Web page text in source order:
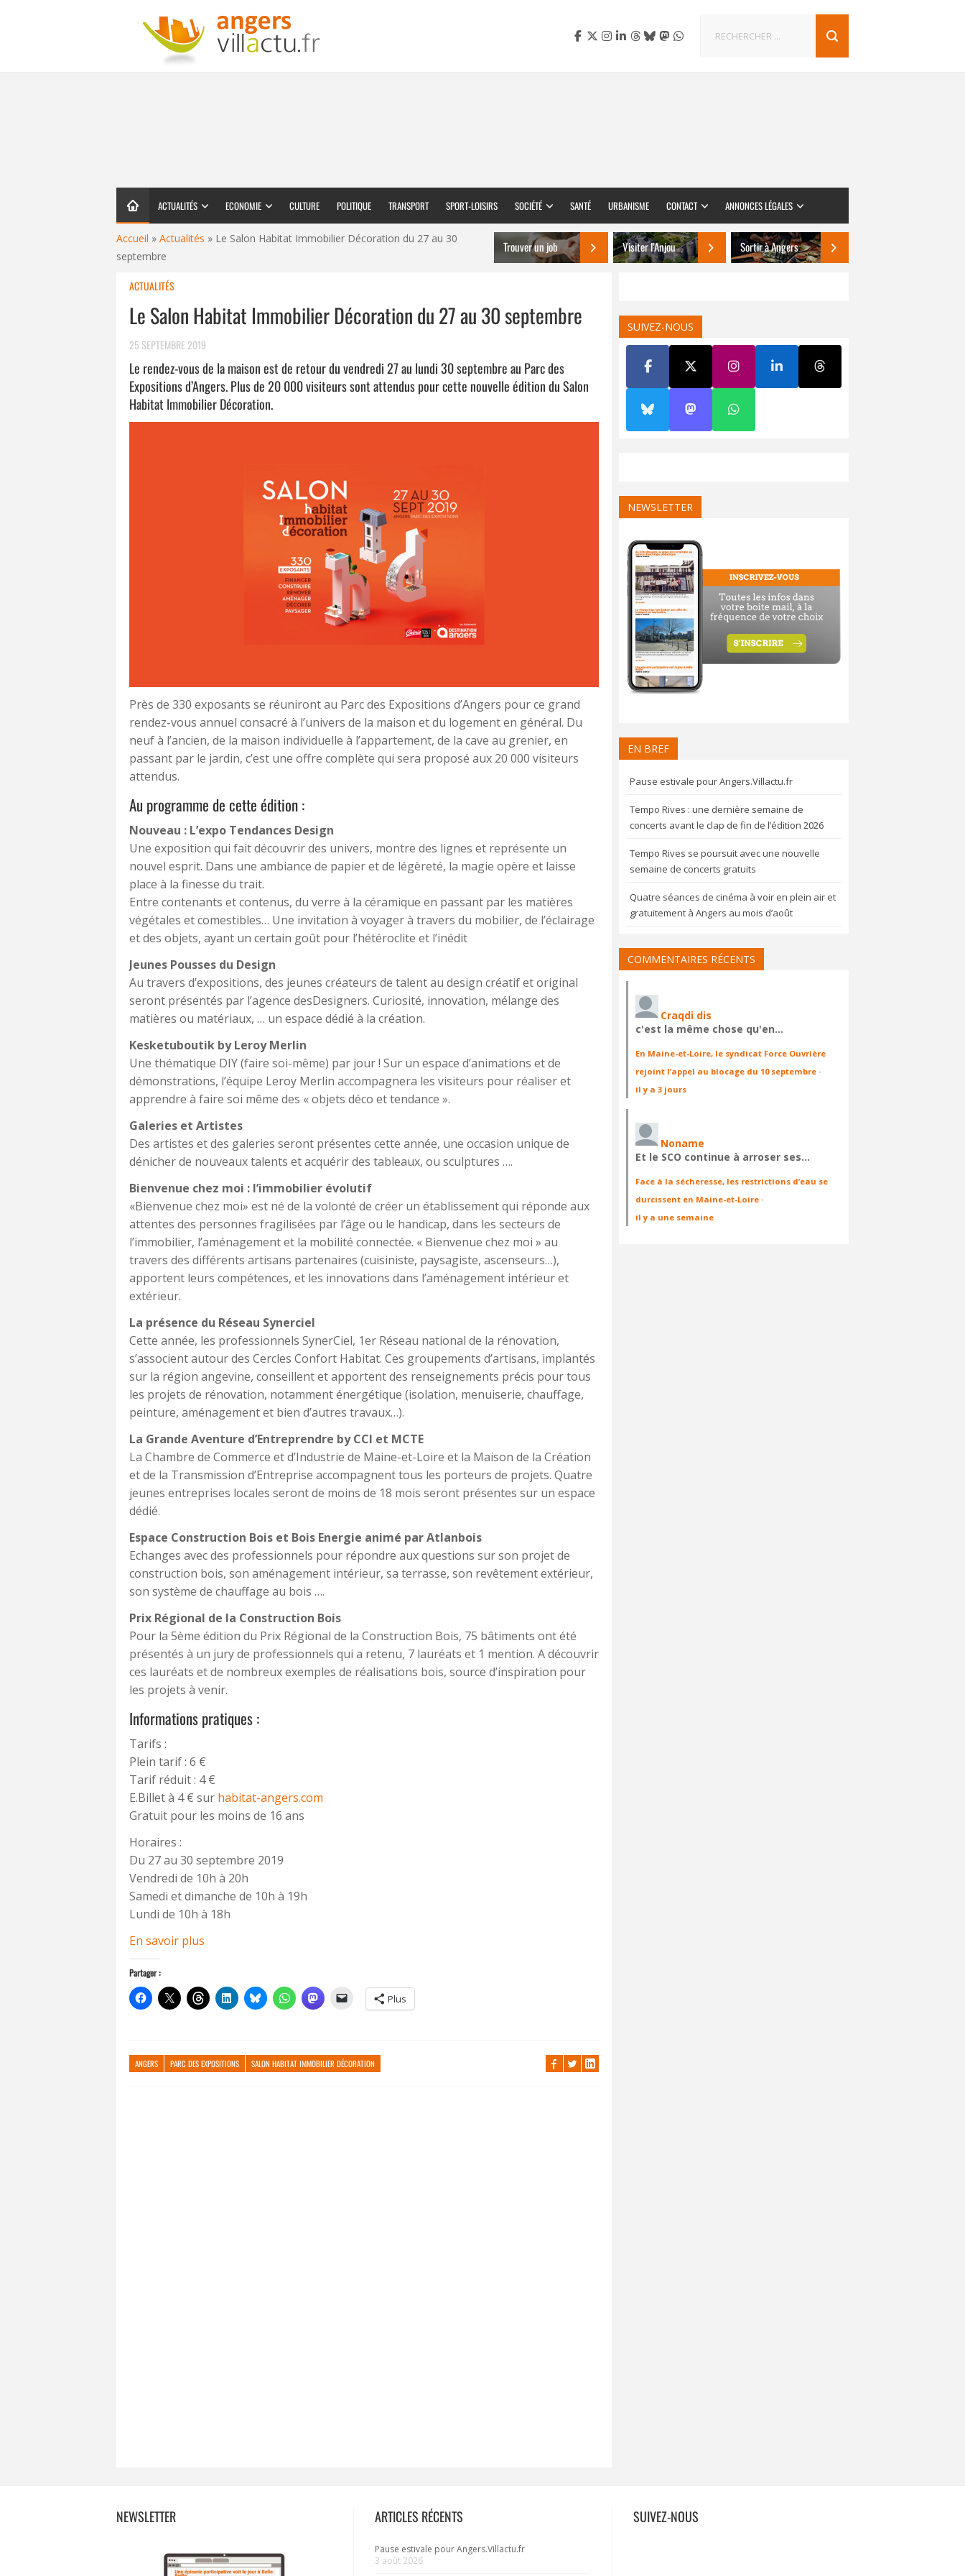
ACTUALITÉS ECONOMIE CULTURE POLITIQUE TRANSPORT SPORT-LOISIRS SOCIÉTÉ SANTÉ URBANISME CONTACT ANNONCES LÉGALES
Accueil » Actualités » Le Salon Habitat Immobilier Décoration du 27 au 30
septembre
Trouver un job Visiter l’Anjou Sortir à Angers
ACTUALITÉS
Le Salon Habitat Immobilier Décoration du 27 au 30 septembre
25 SEPTEMBRE 2019
Le rendez-vous de la maison est de retour du vendredi 27 au lundi 30 septembre au Parc des
Expositions d’Angers. Plus de 20 000 visiteurs sont attendus pour cette nouvelle édition du Salon
Habitat Immobilier Décoration.
Près de 330 exposants se réuniront au Parc des Expositions d’Angers pour ce grand
rendez-vous annuel consacré à l’univers de la maison et du logement en général. Du
neuf à l’ancien, de la maison individuelle à l’appartement, de la cave au grenier, en
passant par le jardin, c’est une offre complète qui sera proposé aux 20 000 visiteurs
attendus.
Au programme de cette édition :
Nouveau : L’expo Tendances Design
Une exposition qui fait découvrir des univers, montre des lignes et représente un
nouvel esprit. Dans une ambiance de papier et de légèreté, la magie opère et laisse
place à la finesse du trait.
Entre contenants et contenus, du verre à la céramique en passant par les matières
végétales et comestibles… Une invitation à voyager à travers du mobilier, de l’éclairage
et des objets, ayant un certain goût pour l’hétéroclite et l’inédit
Jeunes Pousses du Design
Au travers d’expositions, des jeunes créateurs de talent au design créatif et original
seront présentés par l’agence desDesigners. Curiosité, innovation, mélange des
matières ou matériaux, … un espace dédié à la création.
Kesketuboutik by Leroy Merlin
Une thématique DIY (faire soi-même) par jour ! Sur un espace d’animations et de
démonstrations, l’équipe Leroy Merlin accompagnera les visiteurs pour réaliser et
apprendre à faire soi même des « objets déco et tendance ».
Galeries et Artistes
Des artistes et des galeries seront présentes cette année, une occasion unique de
dénicher de nouveaux talents et acquérir des tableaux, ou sculptures ….
Bienvenue chez moi : l’immobilier évolutif
«Bienvenue chez moi» est né de la volonté de créer un établissement qui réponde aux
attentes des personnes fragilisées par l’âge ou le handicap, dans les secteurs de
l’immobilier, l’aménagement et la mobilité connectée. « Bienvenue chez moi » au
travers des différents artisans partenaires (cuisiniste, paysagiste, ascenseurs…),
apportent leurs compétences, et les innovations dans l’aménagement intérieur et
extérieur.
La présence du Réseau Synerciel
Cette année, les professionnels SynerCiel, 1er Réseau national de la rénovation,
s’associent autour des Cercles Confort Habitat. Ces groupements d’artisans, implantés
sur la région angevine, conseillent et apportent des renseignements précis pour tous
les projets de rénovation, notamment énergétique (isolation, menuiserie, chauffage,
peinture, aménagement et bien d’autres travaux…).
La Grande Aventure d’Entreprendre by CCI et MCTE
La Chambre de Commerce et d’Industrie de Maine-et-Loire et la Maison de la Création
et de la Transmission d’Entreprise accompagnent tous les porteurs de projets. Quatre
jeunes entreprises locales seront de moins de 18 mois seront présentes sur un espace
dédié.
Espace Construction Bois et Bois Energie animé par Atlanbois
Echanges avec des professionnels pour répondre aux questions sur son projet de
construction bois, son aménagement intérieur, sa terrasse, son revêtement extérieur,
son système de chauffage au bois ….
Prix Régional de la Construction Bois
Pour la 5ème édition du Prix Régional de la Construction Bois, 75 bâtiments ont été
présentés à un jury de professionnels qui a retenu, 7 lauréats et 1 mention. A découvrir
ces lauréats et de nombreux exemples de réalisations bois, source d’inspiration pour
les projets à venir.
Informations pratiques :
Tarifs :
Plein tarif : 6 €
Tarif réduit : 4 €
E.Billet à 4 € sur habitat-angers.com
Gratuit pour les moins de 16 ans
Horaires :
Du 27 au 30 septembre 2019
Vendredi de 10h à 20h
Samedi et dimanche de 10h à 19h
Lundi de 10h à 18h
En savoir plus
Partager :
Plus
ANGERS PARC DES EXPOSITIONS SALON HABITAT IMMOBILIER DÉCORATION
SUIVEZ-NOUS
NEWSLETTER
EN BREF
Pause estivale pour Angers.Villactu.fr
Tempo Rives : une dernière semaine de
concerts avant le clap de fin de l’édition 2026
Tempo Rives se poursuit avec une nouvelle
semaine de concerts gratuits
Quatre séances de cinéma à voir en plein air et
gratuitement à Angers au mois d’août
COMMENTAIRES RÉCENTS
Craqdi dis
c'est la même chose qu'en…
En Maine-et-Loire, le syndicat Force Ouvrière
rejoint l’appel au blocage du 10 septembre ·
il y a 3 jours
Noname
Et le SCO continue à arroser ses…
Face à la sécheresse, les restrictions d’eau se
durcissent en Maine-et-Loire ·
il y a une semaine
NEWSLETTER ARTICLES RÉCENTS
Pause estivale pour Angers.Villactu.fr
3 août 2026
SUIVEZ-NOUS